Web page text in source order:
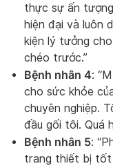
thực sự ấn
hiện đại và luôn
kiện lý tưởng
chéo trước.”
Bệnh nhân 4:
cho sức khỏe
chuyên nghiệp.
đầu gối tôi. Quá
Bệnh nhân 5:
trang thiết bị tốt